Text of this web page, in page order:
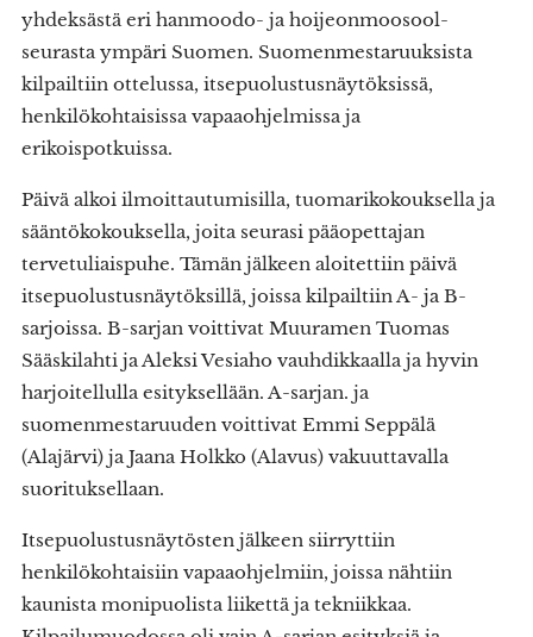
yhdeksästä eri hanmoodo- ja hoijeonmoosool-
seurasta ympäri Suomen. Suomenmestaruuksista
kilpailtiin ottelussa, itsepuolustusnäytöksissä,
henkilökohtaisissa vapaaohjelmissa ja
erikoispotkuissa.
Päivä alkoi ilmoittautumisilla, tuomarikokouksella ja
sääntökokouksella, joita seurasi pääopettajan
tervetuliaispuhe. Tämän jälkeen aloitettiin päivä
itsepuolustusnäytöksillä, joissa kilpailtiin A- ja B-
sarjoissa. B-sarjan voittivat Muuramen Tuomas
Sääskilahti ja Aleksi Vesiaho vauhdikkaalla ja hyvin
harjoitellulla esityksellään. A-sarjan. ja
suomenmestaruuden voittivat Emmi Seppälä
(Alajärvi) ja Jaana Holkko (Alavus) vakuuttavalla
suorituksellaan.
Itsepuolustusnäytösten jälkeen siirryttiin
henkilökohtaisiin vapaaohjelmiin, joissa nähtiin
kaunista monipuolista liikettä ja tekniikkaa.